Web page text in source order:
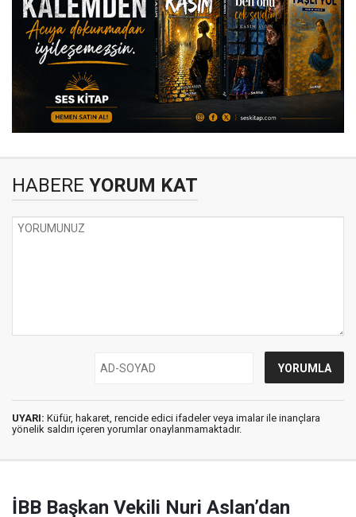
HABERE YORUM KAT
UYARI: Küfür, hakaret, rencide edici ifadeler veya imalar ile inançlara
yönelik saldırı içeren yorumlar onaylanmamaktadır.
İBB Başkan Vekili Nuri Aslan’dan